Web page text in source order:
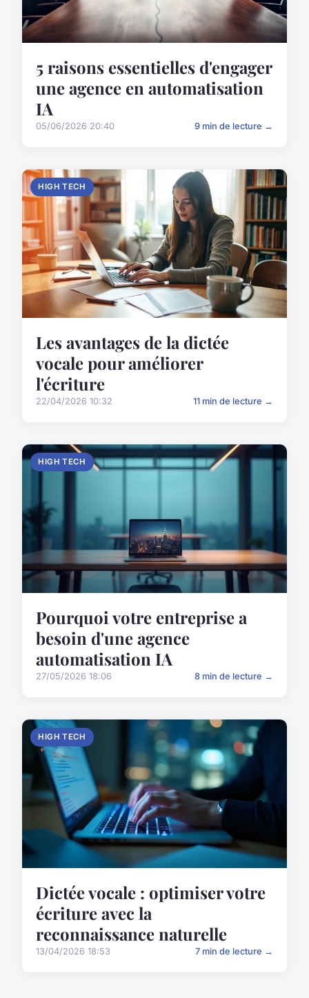
5 raisons essentielles d'engager
une agence en automatisation
IA
05/06/2026 20:40 9 min de lecture →
HIGH TECH
Les avantages de la dictée
vocale pour améliorer
l'écriture
22/04/2026 10:32 11 min de lecture →
HIGH TECH
Pourquoi votre entreprise a
besoin d'une agence
automatisation IA
27/05/2026 18:06 8 min de lecture →
HIGH TECH
Dictée vocale : optimiser votre
écriture avec la
reconnaissance naturelle
13/04/2026 18:53 7 min de lecture →